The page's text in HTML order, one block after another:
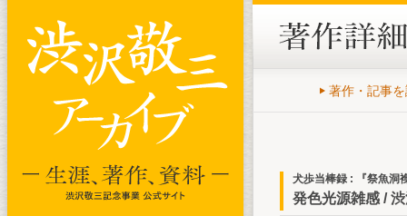
著作・記事
犬歩当棒録 : 『祭魚洞
発色光源雑感 /